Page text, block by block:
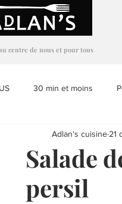
Cuisine
centre de nous et pour tous
30 min et moins
Appetizer Mets
Soupes & potages
Salade
persil
Adlan's cuisine 21